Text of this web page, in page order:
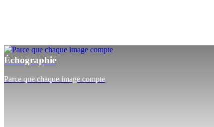
Échographie
Parce que chaque image compte